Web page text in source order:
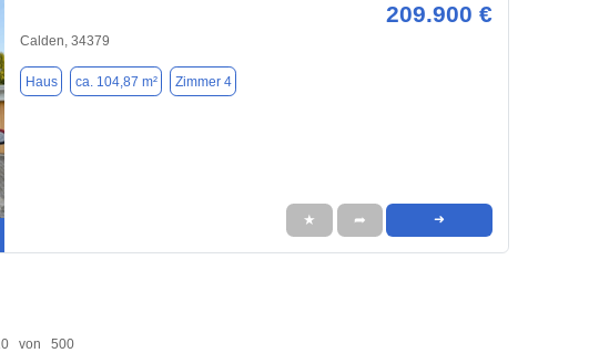
209.900 €
Calden, 34379
Haus ca. 104,87 m² Zimmer 4
★ ➦ ➜
von 500